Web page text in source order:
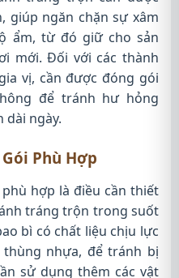
giúp ngăn chặn sự xâm
ẩm, từ đó giữ cho sản
mới. Đối với các thành
vị, cần được đóng gói
để tránh hư hỏng
dài ngày.
Phù Hợp
hợp là điều cần thiết
tráng trộn trong suốt
bì có chất liệu chịu lực
nhựa, để tránh bị
sử dụng thêm các vật